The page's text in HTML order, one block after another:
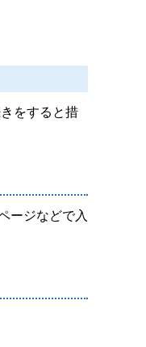
をすると措
ージなどで入